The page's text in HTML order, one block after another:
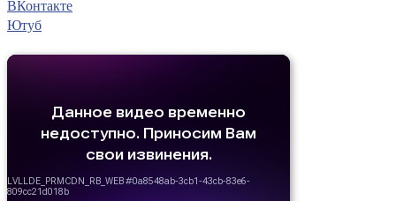
ВКонтакте
Ютуб